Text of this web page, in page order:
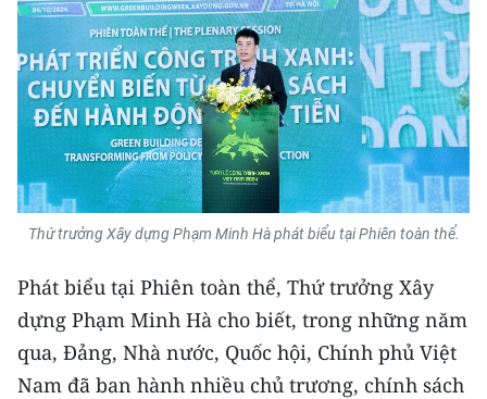
Media Thế giới
Media Thể thao
Media Giáo dục
Media Y tế
Media Khoa học - Công nghệ
Ảnh
Infographic
Thứ trưởng Xây dựng Phạm Minh Hà phát biểu tại Phiên toàn thể.
Phát biểu tại Phiên toàn thể, Thứ trưởng Xây
dựng Phạm Minh Hà cho biết, trong những năm
qua, Đảng, Nhà nước, Quốc hội, Chính phủ Việt
Nam đã ban hành nhiều chủ trương, chính sách